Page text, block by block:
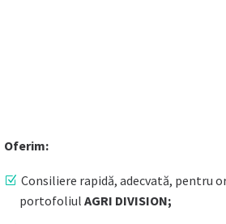
Oferim:
Consiliere rapidă, adecvată, pentru
portofoliulAGRI DIVISION;